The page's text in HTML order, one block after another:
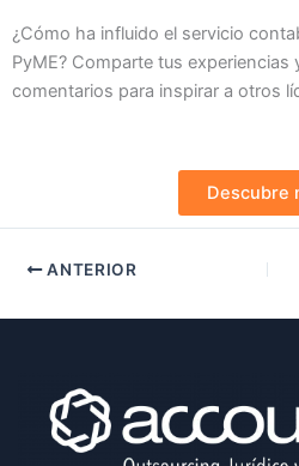
¿Cómo ha influido el servicio
PyME? Comparte tus
comentarios para inspirar a otros
Descubre
ANTERIOR